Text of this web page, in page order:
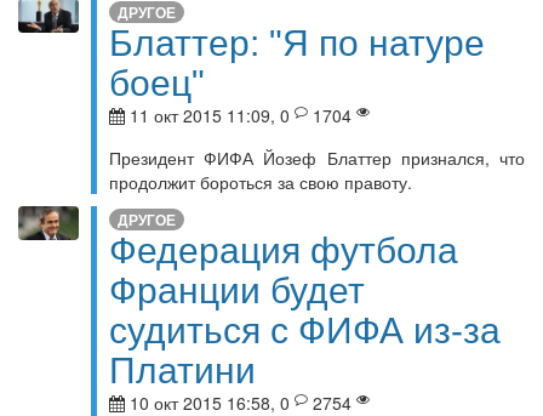
ДРУГОЕ
Блаттер: "Я по натуре
боец"
11 окт 2015 11:09, 0
1704
Президент ФИФА Йозеф Блаттер признался, что
продолжит бороться за свою правоту.
ДРУГОЕ
Федерация футбола
Франции будет
судиться с ФИФА из-за
Платини
10 окт 2015 16:58, 0
2754